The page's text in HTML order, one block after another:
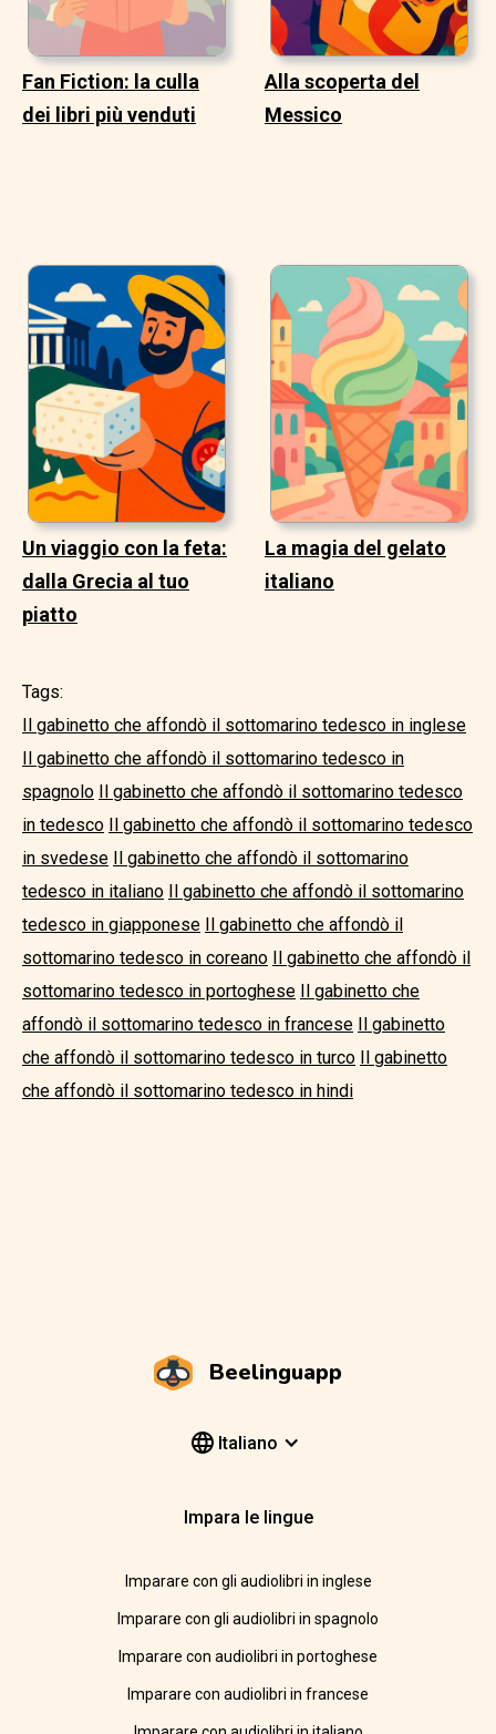
Fan Fiction: la culla
dei libri più venduti
Alla scoperta del
Messico
Un viaggio con la feta:
dalla Grecia al tuo
piatto
La magia del gelato
italiano
Tags:
Il gabinetto che affondò il sottomarino tedesco in inglese
Il gabinetto che affondò il sottomarino tedesco in
spagnolo Il gabinetto che affondò il sottomarino tedesco
in tedesco Il gabinetto che affondò il sottomarino tedesco
in svedese Il gabinetto che affondò il sottomarino
tedesco in italiano Il gabinetto che affondò il sottomarino
tedesco in giapponese Il gabinetto che affondò il
sottomarino tedesco in coreano Il gabinetto che affondò il
sottomarino tedesco in portoghese Il gabinetto che
affondò il sottomarino tedesco in francese Il gabinetto
che affondò il sottomarino tedesco in turco Il gabinetto
che affondò il sottomarino tedesco in hindi
Beelinguapp
Italiano
Impara le lingue
Imparare con gli audiolibri in inglese
Imparare con gli audiolibri in spagnolo
Imparare con audiolibri in portoghese
Imparare con audiolibri in francese